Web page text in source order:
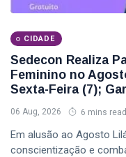
CIDADE
Sedecon Realiza
Feminino no
Sexta-Feira (7);
06 Aug, 2026 6 mins read
Em alusão ao Agosto
conscientização e